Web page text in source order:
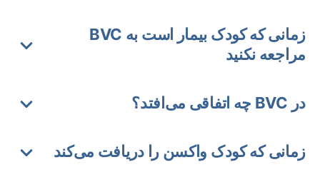
زمانی که کودک بیمار است به BVC
مراجعه نکنید
در BVC چه اتفاقی می‌افتد؟
زمانی که کودک واکسن را دریافت می‌کند